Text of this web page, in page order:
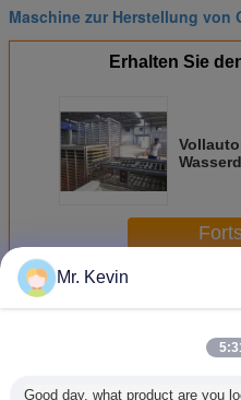
Maschine zur Herstellung von
Erhalten Sie
Mehr
Mr. Kevin
Good day, what product are you